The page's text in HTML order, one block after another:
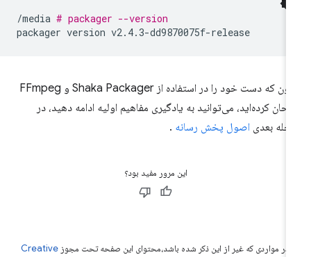
/media
# packager --version
packager version
اکنون که دست خود را در استفاده از Shaka Packager و FFmpeg
کرده‌اید، می‌توانید به یادگیری مفاهیم اولیه ادامه دهید، در
بعدیاصول پخش رسانه.
این مرور مفید بود؟
در مواردی که غیر از این ذکر شده باشد،‌محتوای این صفحه تحت مجوزCreative